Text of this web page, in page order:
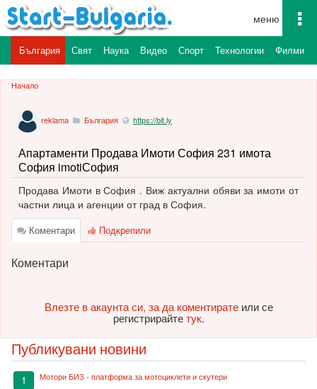
България Свят Наука Видео Спорт Технологии Филми
Начало
Апартаменти Продава Имоти София 231 имота
София imotiСофия
reklama България https://bit.ly
Продава Имоти в София . Виж актуални обяви за имоти от
частни лица и агенции от град в София.
Коментари Подкрепили
Коментари
Влезте в акаунта си, за да коментиратеили се
регистрирайтетук.
Публикувани новини
1 Мотори БИЗ - платформа за мотоциклети и скутери